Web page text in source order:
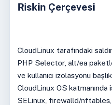
Riskin Çerçevesi
CloudLinux tarafındaki
PHP Selector, alt/ea
ve kullanıcı izolasyonu
CloudLinux OS
SELinux, firewalld/